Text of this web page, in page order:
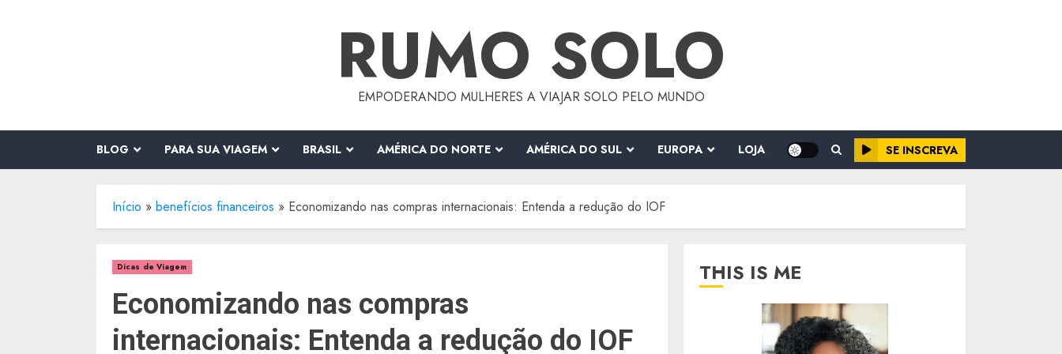
RUMO SOLO
EMPODERANDO MULHERES A VIAJAR SOLO PELO MUNDO
BLOG PARA SUA VIAGEM BRASIL AMÉRICA DO NORTE AMÉRICA DO SUL EUROPA LOJA SE INSCREVA
Início » benefícios financeiros » Economizando nas compras internacionais: Entenda a redução do IOF
Dicas de Viagem
Economizando nas compras
internacionais: Entenda a redução do IOF
THIS IS ME